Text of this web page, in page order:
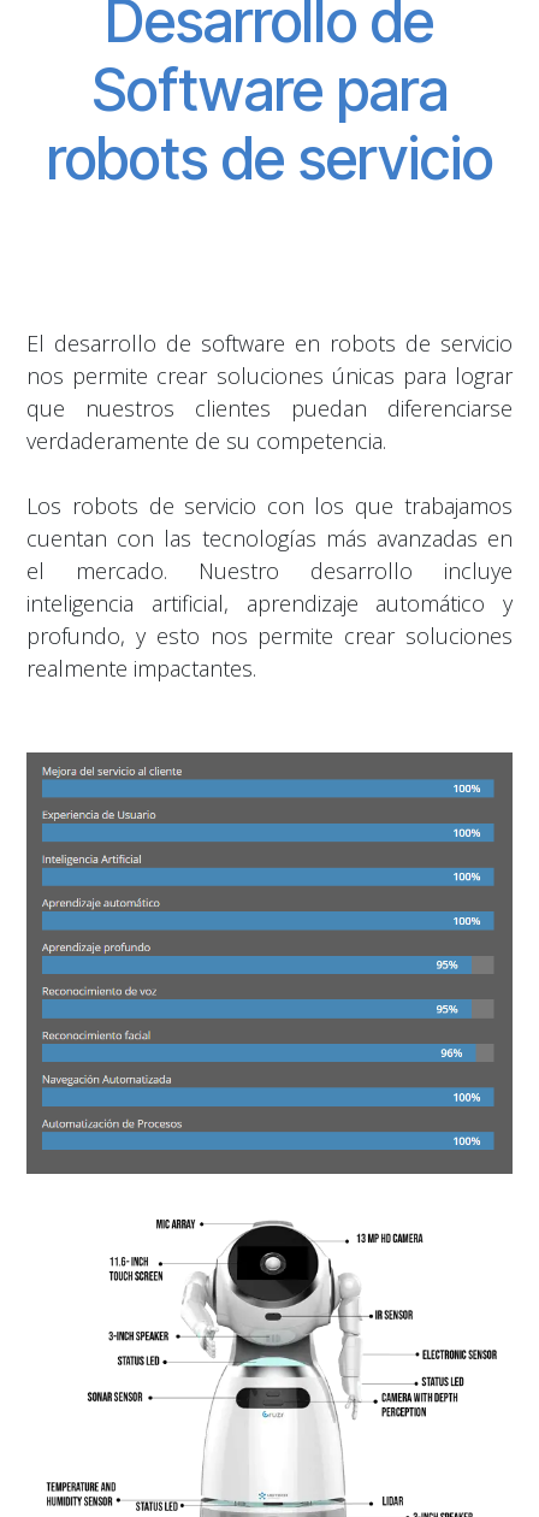
Desarrollo de
Software para
robots de servicio
El desarrollo de software en robots de servicio
nos permite crear soluciones únicas para lograr
que nuestros clientes puedan diferenciarse
verdaderamente de su competencia.
Los robots de servicio con los que trabajamos
cuentan con las tecnologías más avanzadas en
el mercado. Nuestro desarrollo incluye
inteligencia artificial, aprendizaje automático y
profundo, y esto nos permite crear soluciones
realmente impactantes.